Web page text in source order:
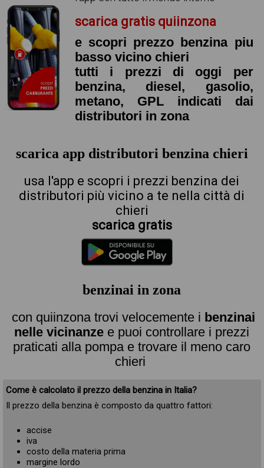
scarica gratis quiinzona
e scopri prezzo benzina piu
basso vicino chieri
tutti i prezzi di oggi per
benzina, diesel, gasolio,
metano, GPL indicati dai
distributori in zona
scarica app distributori benzina chieri
usa l'app e scopri i prezzi benzina dei
distributori più vicino a te nella città di
chieri
scarica gratis
benzinai in zona
con quiinzona trovi velocemente i benzinai
nelle vicinanze e puoi controllare i prezzi
praticati alla pompa e trovare il meno caro
chieri
Come è calcolato il prezzo della benzina in Italia?
Il prezzo della benzina è composto da quattro fattori:
accise
iva
costo della materia prima
margine lordo